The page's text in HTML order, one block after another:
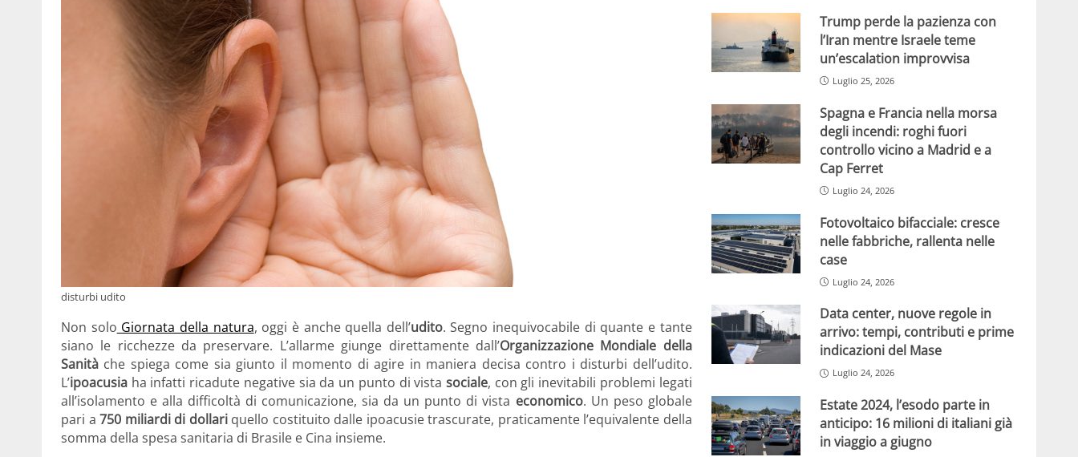
disturbi udito
Non solo Giornata della natura, oggi è anche quella dell’udito. Segno inequivocabile di quante e tante
siano le ricchezze da preservare. L’allarme giunge direttamente dall’Organizzazione Mondiale della
Sanità che spiega come sia giunto il momento di agire in maniera decisa contro i disturbi dell’udito.
L’ipoacusia ha infatti ricadute negative sia da un punto di vistasociale, con gli inevitabili problemi legati
all’isolamento e alla difficoltà di comunicazione, sia da un punto di vista economico. Un peso globale
pari a750 miliardi di dollariquello costituito dalle ipoacusie trascurate, praticamente l’equivalente della
somma della spesa sanitaria di Brasile e Cina insieme.
Trump perde la pazienza con
l’Iran mentre Israele teme
un’escalation improvvisa
Luglio 25, 2026
Spagna e Francia nella morsa
degli incendi: roghi fuori
controllo vicino a Madrid e a
Cap Ferret
Luglio 24, 2026
Fotovoltaico bifacciale: cresce
nelle fabbriche, rallenta nelle
case
Luglio 24, 2026
Data center, nuove regole in
arrivo: tempi, contributi e prime
indicazioni del Mase
Luglio 24, 2026
Estate 2024, l’esodo parte in
anticipo: 16 milioni di italiani già
in viaggio a giugno